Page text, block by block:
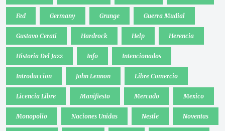
Fed Germany Grunge Guerra Mudial
Gustavo Cerati Hardrock Help Herencia
Historia Del Jazz Info Intencionados
Introduccion John Lennon Libre Comercio
Licencia Libre Manifiesto Mercado Mexico
Monopolio Naciones Unidas Nestle Noventas